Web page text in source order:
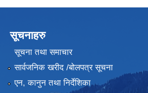
सूचनाहरु
सूचना तथा समाचार
सार्वजनिक खरीद /बोलपत्र सूचना
एन, कानुन तथा निर्देशिका